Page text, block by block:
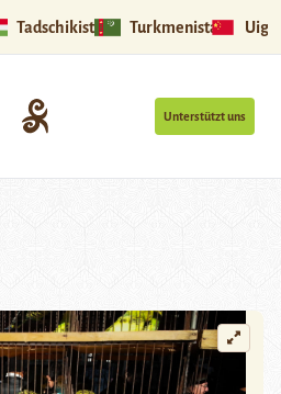
Tadschikistan Turkmenistan
Unterstützt uns